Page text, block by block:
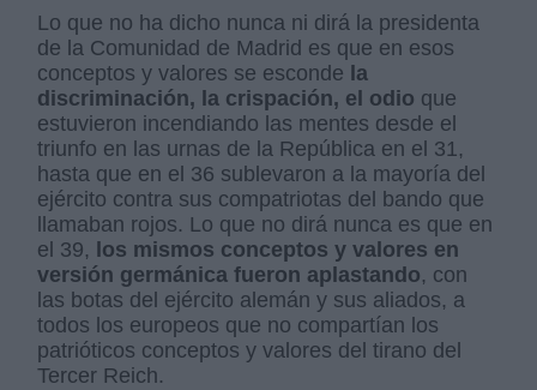
Lo que no ha dicho nunca ni dirá la presidenta
de la Comunidad de Madrid es que en esos
conceptos y valores se esconde la
discriminación, la crispación, el odio que
estuvieron incendiando las mentes desde el
triunfo en las urnas de la República en el 31,
hasta que en el 36 sublevaron a la mayoría del
ejército contra sus compatriotas del bando que
llamaban rojos. Lo que no dirá nunca es que en
el 39,
los mismos conceptos y valores en
versión germánica fueron aplastando, con
las botas del ejército alemán y sus aliados, a
todos los europeos que no compartían los
patrióticos conceptos y valores del tirano del
Tercer Reich.